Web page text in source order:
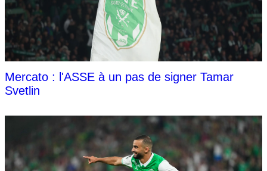
Mercato : l'ASSE à un pas de signer Tamar
Svetlin